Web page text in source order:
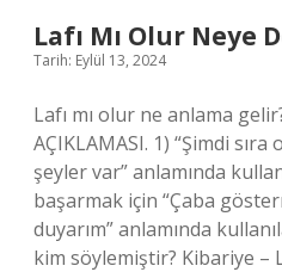
Lafı Mı Olur Neye
Tarih: Eylül 13, 2024
Lafı mı olur ne anlama
AÇIKLAMASI. 1) “Şimdi
şeyler var” anlamında
başarmak için “Çaba
duyarım” anlamında
kim söylemiştir? Kibariye –